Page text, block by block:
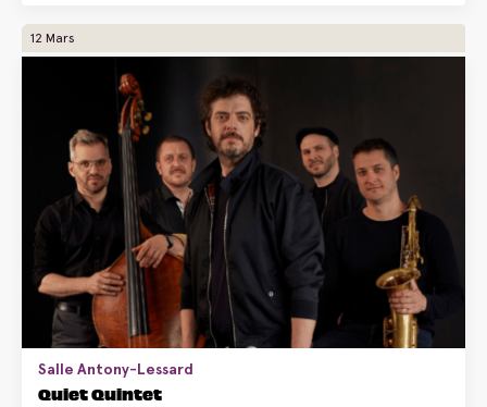
12 Mars
Salle Antony-Lessard
Quiet Quintet